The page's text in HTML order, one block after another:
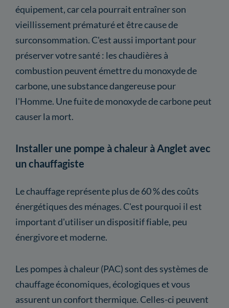
équipement, car cela pourrait entraîner son
vieillissement prématuré et être cause de
surconsommation. C'est aussi important pour
préserver votre santé : les chaudières à
combustion peuvent émettre du monoxyde de
carbone, une substance dangereuse pour
l'Homme. Une fuite de monoxyde de carbone peut
causer la mort.
Installer une pompe à chaleur à Anglet avec
un chauffagiste
Le chauffage représente plus de 60 % des coûts
énergétiques des ménages. C'est pourquoi il est
important d'utiliser un dispositif fiable, peu
énergivore et moderne.
Les pompes à chaleur (PAC) sont des systèmes de
chauffage économiques, écologiques et vous
assurent un confort thermique. Celles-ci peuvent